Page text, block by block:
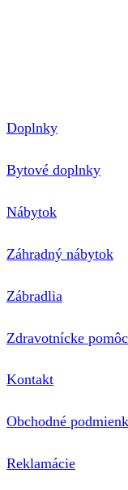
Doplnky
Bytové doplnky
Nábytok
Záhradný nábytok
Zábradlia
Zdravotnícke
Kontakt
Obchodné
Reklamácie